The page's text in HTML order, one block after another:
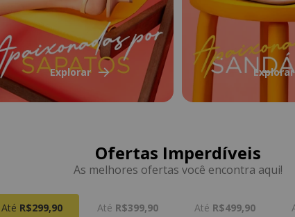
Explorar Explorar
As melhores ofertas você encontra aqui!
Ofertas Imperdíveis
R$299,90 R$399,90 R$499,90